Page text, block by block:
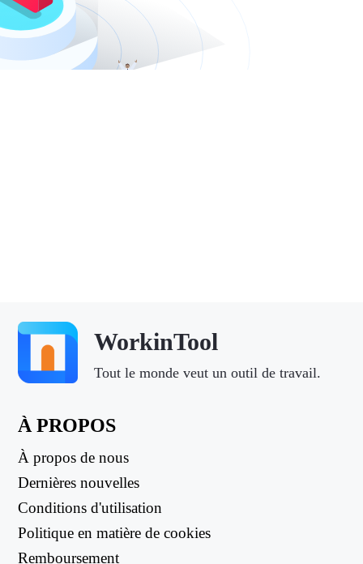
WorkinTool
Tout le monde veut un outil de travail.
À PROPOS
À propos de nous
Dernières nouvelles
Conditions d'utilisation
Politique en matière de cookies
Remboursement